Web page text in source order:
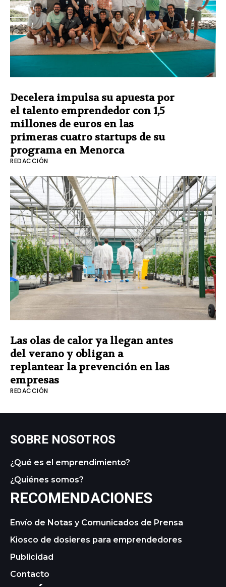
Decelera impulsa su apuesta por
el talento emprendedor con 1,5
millones de euros en las
primeras cuatro startups de su
programa en Menorca
REDACCIÓN
Las olas de calor ya llegan antes
del verano y obligan a
replantear la prevención en las
empresas
REDACCIÓN
SOBRE NOSOTROS
¿Qué es el emprendimiento?
¿Quiénes somos?
RECOMENDACIONES
Envío de Notas y Comunicados de Prensa
Kiosco de dosieres para emprendedores
Publicidad
Contacto